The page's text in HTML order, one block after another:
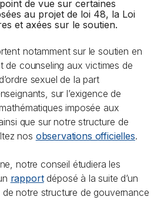
de vue sur certaines
au projet de loi 48, la Loi
et axées sur le soutien.
notamment sur le soutien en
de counseling aux victimes de
sexuel de la part
sur l’exigence de
imposée aux
que sur notre structure de
nos observations officielles.
notre conseil étudiera les
rapportdéposé à la suite d’un
notre structure de gouvernance